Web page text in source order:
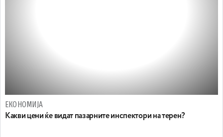
ЕКОНОМИЈА
Kaкви цени ќе видат пазарните инспектори на терен?